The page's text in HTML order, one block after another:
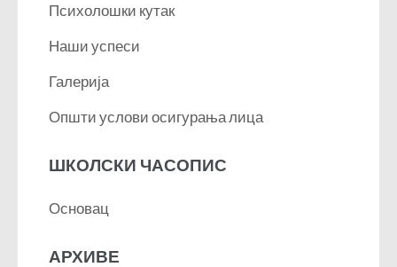
Психолошки кутак
Наши успеси
Галерија
Општи услови осигурања лица
ШКОЛСКИ ЧАСОПИС
Основац
АРХИВЕ